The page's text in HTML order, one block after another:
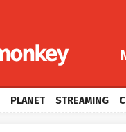
PLANET STREAMING